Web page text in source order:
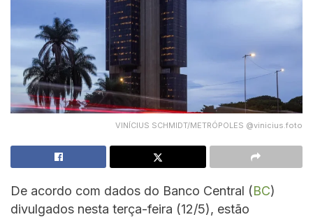
VINÍCIUS SCHMIDT/METRÓPOLES @vinicius.foto
De acordo com dados do Banco Central (BC)
divulgados nesta terça-feira (12/5), estão